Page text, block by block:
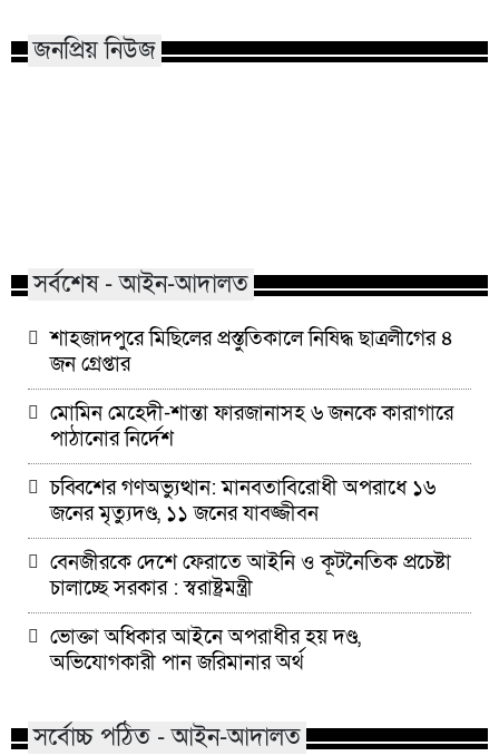
জনপ্রিয় নিউজ
সর্বশেষ - আইন-আদালত
শাহজাদপুরে মিছিলের প্রস্তুতিকালে নিষিদ্ধ ছাত্রলীগের ৪
জন গ্রেপ্তার
মোমিন মেহেদী-শান্তা ফারজানাসহ ৬ জনকে কারাগারে
পাঠানোর নির্দেশ
চব্বিশের গণঅভ্যুত্থান: মানবতাবিরোধী অপরাধে ১৬
জনের মৃত্যুদণ্ড, ১১ জনের যাবজ্জীবন
বেনজীরকে দেশে ফেরাতে আইনি ও কূটনৈতিক প্রচেষ্টা
চালাচ্ছে সরকার : স্বরাষ্ট্রমন্ত্রী
ভোক্তা অধিকার আইনে অপরাধীর হয় দণ্ড,
অভিযোগকারী পান জরিমানার অর্থ
সর্বোচ্চ পঠিত - আইন-আদালত